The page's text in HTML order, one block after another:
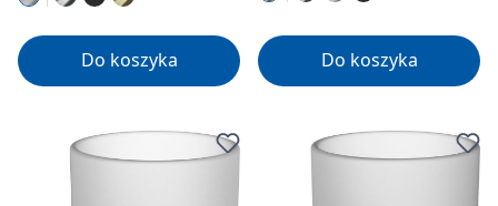
Do koszyka Do koszyka